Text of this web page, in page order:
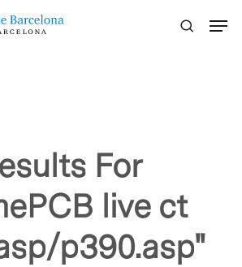
For
live ct
p390.asp"